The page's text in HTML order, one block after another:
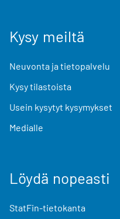
Kysy meiltä
Neuvonta ja tietopalvelu
Kysy tilastoista
Usein kysytyt kysymykset
Medialle
Löydä nopeasti
StatFin-tietokanta